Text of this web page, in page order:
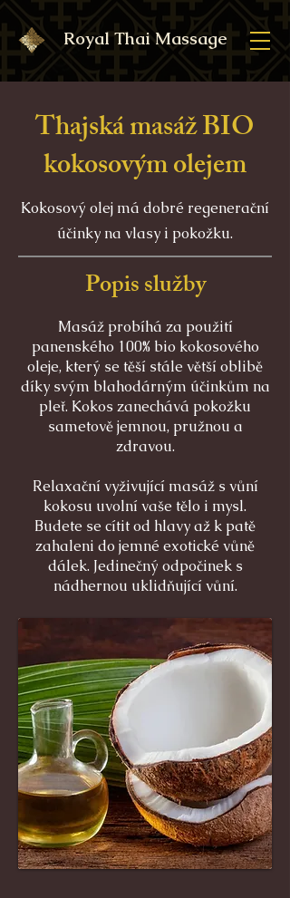
Royal Thai Massage
Thajská masáž BIO
kokosovým olejem
Kokosový olej má dobré regenerační
účinky na vlasy i pokožku.
Popis služby
Masáž probíhá za použití
panenského 100% bio kokosového
oleje, který se těší stále větší oblibě
díky svým blahodárným účinkům na
pleť. Kokos zanechává pokožku
sametově jemnou, pružnou a
zdravou.
Relaxační vyživující masáž s vůní
kokosu uvolní vaše tělo i mysl.
Budete se cítit od hlavy až k patě
zahaleni do jemné exotické vůně
dálek. Jedinečný odpočinek s
nádhernou uklidňující vůní.